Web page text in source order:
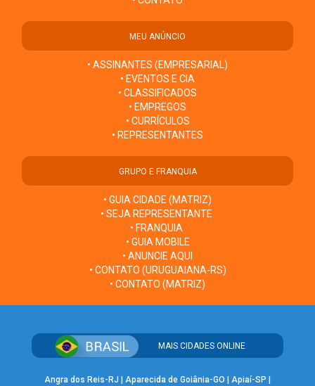
MEU ANÚNCIO
• ASSINANTES (EMPRESARIAL)
• EVENTOS E CIA
• CLASSIFICADOS
• EMPREGOS
• CURRÍCULOS
• REPRESENTANTES
GRUPO E FRANQUIA
• GUIA CIDADE (MATRIZ)
• SEJA REPRESENTANTE
• FRANQUIA
• GUIA MOBILE
• ANUNCIE AQUI
• CONTATO (URUGUAIANA-RS)
• CONTATO (MATRIZ)
MAIS CIDADES ONLINE
Angra dos Reis-RJ Aparecida de Goiânia-GO Apiaí-SP